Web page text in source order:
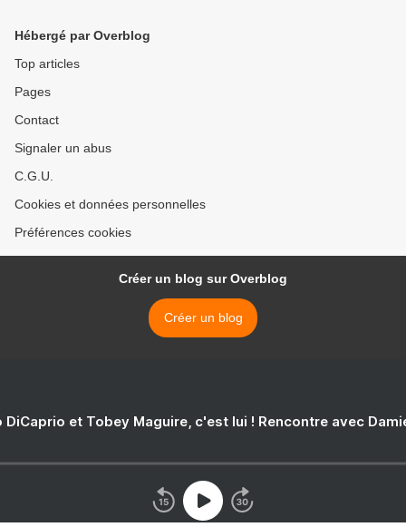
Hébergé par Overblog
Top articles
Pages
Contact
Signaler un abus
C.G.U.
Cookies et données personnelles
Préférences cookies
Créer un blog sur Overblog
Créer un blog
DiCaprio et Tobey Maguire, c'est lui ! Rencontre avec